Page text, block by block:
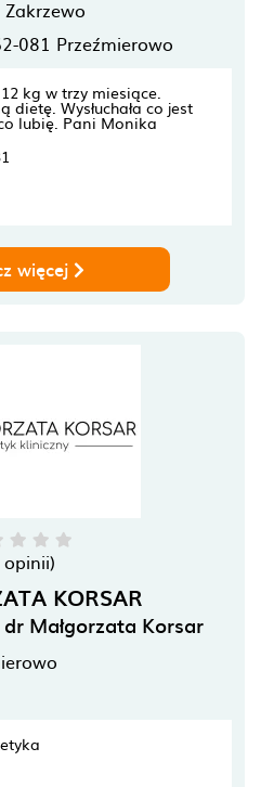
Zakrzewo
081 Przeźmierowo
kg w trzy miesiące.
Wysłuchała co jest
lubię. Pani Monika
więcej
opinii)
KORSAR
Małgorzata Korsar